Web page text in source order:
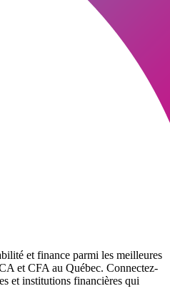
et finance parmi les meilleures
et CFA au Québec. Connectez-
et institutions financières qui